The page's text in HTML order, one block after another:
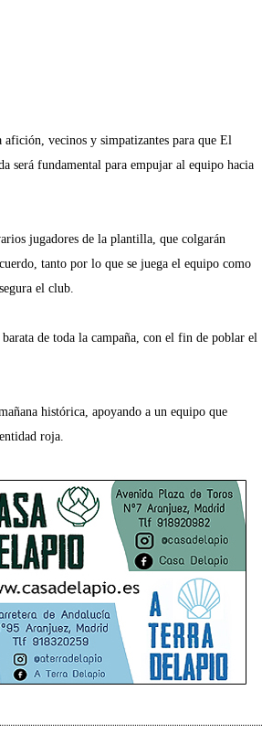
afición, vecinos y simpatizantes para que El
será fundamental para empujar al equipo hacia
jugadores de la plantilla, que colgarán
tanto por lo que se juega el equipo como
el club.
de toda la campaña, con el fin de poblar el
histórica, apoyando a un equipo que
roja.